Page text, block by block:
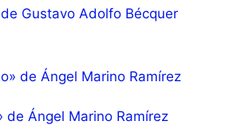
Gustavo Adolfo Bécquer
de Ángel Marino Ramírez